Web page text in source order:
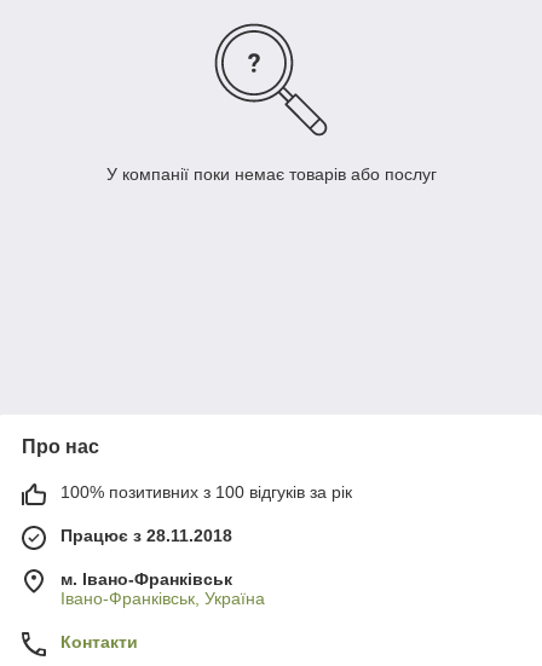
У компанії поки немає товарів або послуг
Про нас
100% позитивних з 100 відгуків за рік
Працює з 28.11.2018
м. Івано-Франківськ
Івано-Франківськ, Україна
Контакти